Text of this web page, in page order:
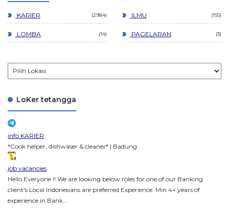
KARIER 2984 ILMU 155
LOMBA 14 PAGELARAN 3
LoKer tetangga
info KARIER
*Cook helper, dishwaser & cleaner* | Badung
job vacancies
Hello Everyone !! We are looking below roles for one of our Banking
client's Local Indonesians are preferred Experience: Min 4+ years of
experience in Bank...